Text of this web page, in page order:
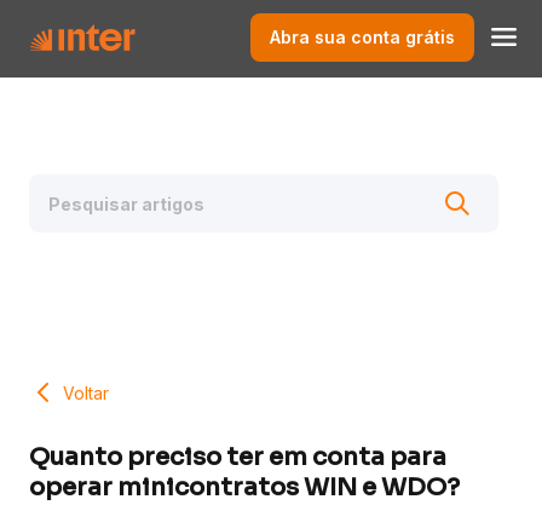
Abra sua conta grátis
Voltar
Quanto preciso ter em conta para
operar minicontratos WIN e WDO?